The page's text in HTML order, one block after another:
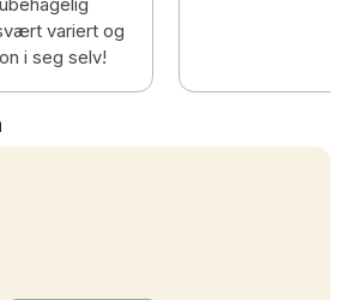
variert og
i seg selv!